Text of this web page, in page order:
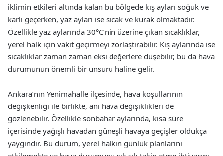
iklimin etkileri altında kalan bu bölgede kış ayları soğuk ve
karlı geçerken, yaz ayları ise sıcak ve kurak olmaktadır.
Özellikle yaz aylarında 30°C’nin üzerine çıkan sıcaklıklar,
yerel halk için vakit geçirmeyi zorlaştırabilir. Kış aylarında ise
sıcaklıklar zaman zaman eksi değerlere düşebilir, bu da hava
durumunun önemli bir unsuru haline gelir.
Ankara’nın Yenimahalle ilçesinde, hava koşullarının
değişkenliği ile birlikte, ani hava değişiklikleri de
gözlenebilir. Özellikle sonbahar aylarında, kısa süre
içerisinde yağışlı havadan güneşli havaya geçişler oldukça
yaygındır. Bu durum, yerel halkın günlük planlarını